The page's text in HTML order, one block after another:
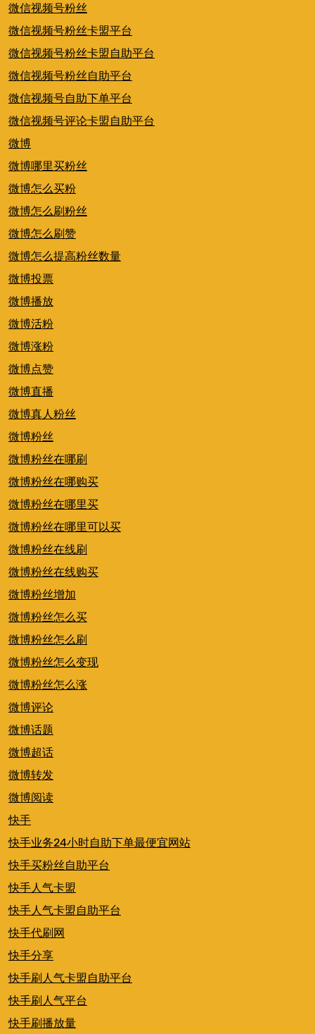
微信视频号粉丝
微信视频号粉丝卡盟平台
微信视频号粉丝卡盟自助平台
微信视频号粉丝自助平台
微信视频号自助下单平台
微信视频号评论卡盟自助平台
微博
微博哪里买粉丝
微博怎么买粉
微博怎么刷粉丝
微博怎么刷赞
微博怎么提高粉丝数量
微博投票
微博播放
微博活粉
微博涨粉
微博点赞
微博直播
微博真人粉丝
微博粉丝
微博粉丝在哪刷
微博粉丝在哪购买
微博粉丝在哪里买
微博粉丝在哪里可以买
微博粉丝在线刷
微博粉丝在线购买
微博粉丝增加
微博粉丝怎么买
微博粉丝怎么刷
微博粉丝怎么变现
微博粉丝怎么涨
微博评论
微博话题
微博超话
微博转发
微博阅读
快手
快手业务24小时自助下单最便宜网站
快手买粉丝自助平台
快手人气卡盟
快手人气卡盟自助平台
快手代刷网
快手分享
快手刷人气卡盟自助平台
快手刷人气平台
快手刷播放量